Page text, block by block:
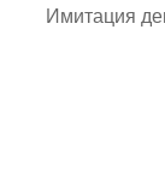
Имитация